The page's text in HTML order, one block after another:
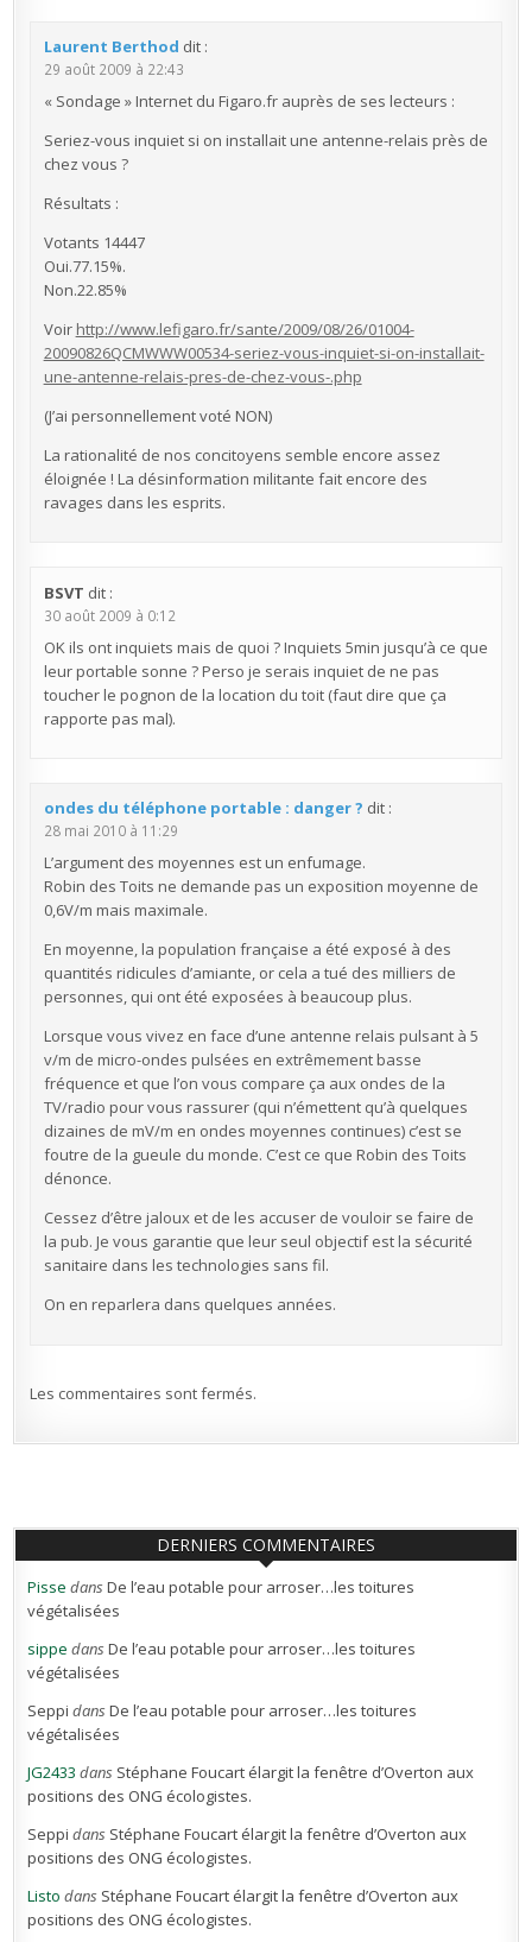
Laurent Berthod dit :
29 août 2009 à 22:43
« Sondage » Internet du Figaro.fr auprès de ses lecteurs :
Seriez-vous inquiet si on installait une antenne-relais près de
chez vous ?
Résultats :
Votants 14447
Oui.77.15%.
Non.22.85%
Voir http://www.lefigaro.fr/sante/2009/08/26/01004-
20090826QCMWWW00534-seriez-vous-inquiet-si-on-installait-
une-antenne-relais-pres-de-chez-vous-.php
(J’ai personnellement voté NON)
La rationalité de nos concitoyens semble encore assez
éloignée ! La désinformation militante fait encore des
ravages dans les esprits.
BSVT dit :
30 août 2009 à 0:12
OK ils ont inquiets mais de quoi ? Inquiets 5min jusqu’à ce que
leur portable sonne ? Perso je serais inquiet de ne pas
toucher le pognon de la location du toit (faut dire que ça
rapporte pas mal).
ondes du téléphone portable : danger ? dit :
28 mai 2010 à 11:29
L’argument des moyennes est un enfumage.
Robin des Toits ne demande pas un exposition moyenne de
0,6V/m mais maximale.
En moyenne, la population française a été exposé à des
quantités ridicules d’amiante, or cela a tué des milliers de
personnes, qui ont été exposées à beaucoup plus.
Lorsque vous vivez en face d’une antenne relais pulsant à 5
v/m de micro-ondes pulsées en extrêmement basse
fréquence et que l’on vous compare ça aux ondes de la
TV/radio pour vous rassurer (qui n’émettent qu’à quelques
dizaines de mV/m en ondes moyennes continues) c’est se
foutre de la gueule du monde. C’est ce que Robin des Toits
dénonce.
Cessez d’être jaloux et de les accuser de vouloir se faire de
la pub. Je vous garantie que leur seul objectif est la sécurité
sanitaire dans les technologies sans fil.
On en reparlera dans quelques années.
Les commentaires sont fermés.
DERNIERS COMMENTAIRES
Pisse dansDe l’eau potable pour arroser…les toitures
végétalisées
sippe dansDe l’eau potable pour arroser…les toitures
végétalisées
Seppi dansDe l’eau potable pour arroser…les toitures
végétalisées
JG2433 dans Stéphane Foucart élargit la fenêtre d’Overton aux
positions des ONG écologistes.
Seppi dans Stéphane Foucart élargit la fenêtre d’Overton aux
positions des ONG écologistes.
Listo dans Stéphane Foucart élargit la fenêtre d’Overton aux
positions des ONG écologistes.